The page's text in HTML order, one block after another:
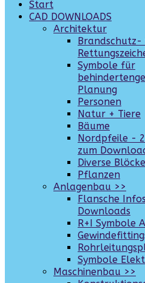
Start
CAD DOWNLOADS
Architektur
Symbole für
Planung
Personen
Natur + Tiere
Bäume
Nordpfeile -
zum
Diverse Blöcke
Pflanzen
Anlagenbau >>
Flansche
Downloads
R+I Symbole
Symbole
Maschinenbau >>